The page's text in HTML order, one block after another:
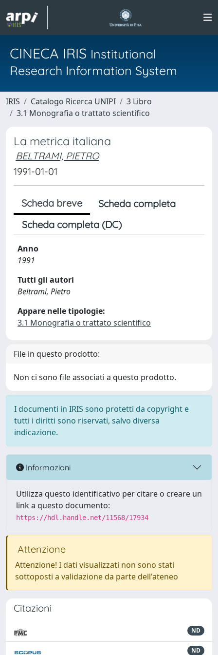
CINECA IRIS Institutional
Research Information System
IRIS Catalogo Ricerca UNIPI
3 Libro
3.1 Monografia o trattato scientifico
La metrica italiana
BELTRAMI, PIETRO
1991-01-01
Scheda breve
Scheda completa
Scheda completa (DC)
Anno
1991
Tutti gli autori
Beltrami, Pietro
Appare nelle tipologie:
3.1 Monografia o trattato scientifico
File in questo prodotto:
Non ci sono file associati a questo prodotto.
I documenti in IRIS sono protetti da copyright e
tutti i diritti sono riservati, salvo diversa
indicazione.
Informazioni
Utilizza questo identificativo per citare o creare un
link a questo documento:
https://hdl.handle.net/11568/17934
Attenzione
Attenzione! I dati visualizzati non sono stati
sottoposti a validazione da parte dell'ateneo
Citazioni
ND
ND